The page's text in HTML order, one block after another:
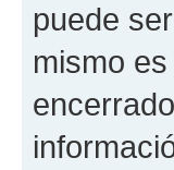
puede
mismo